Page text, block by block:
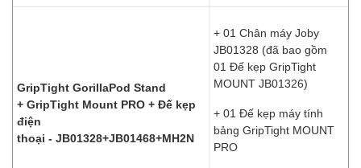
GripTight GorillaPod Stand
+ GripTight Mount PRO + Đế kẹp
điện
thoại - JB01328+JB01468+MH2N
+ 01 Chân máy Joby
JB01328 (đã bao gồm
01 Đế kẹp GripTight
MOUNT JB01326)
+ 01 Đế kẹp máy tính
bảng GripTight MOUNT
PRO